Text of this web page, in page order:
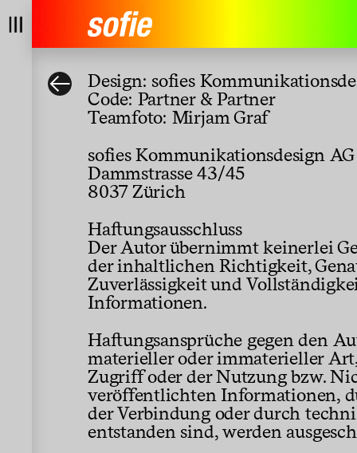
Design: sofies
Code: Partner & Partner
Teamfoto: Mirjam Graf
sofies Kommunikationsdesign AG
Dammstrasse 43/45
8037 Zürich
Haftungsausschluss
Der Autor übernimmt keinerlei
der inhaltlichen Richtigkeit,
Zuverlässigkeit und
Informationen.
Haftungsansprüche gegen den
materieller oder immaterieller
Zugriff oder der Nutzung bzw.
veröffentlichten Informationen,
der Verbindung oder durch
entstanden sind, werden
Branding
Corporate
Digital
Editorial
Exhibition
Graphic
Packaging
Signage